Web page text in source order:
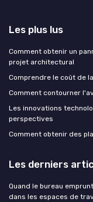
Les plus lus
Comment obtenir un
projet architectural
Comprendre le coût de
Comment contourner
Les innovations
perspectives
Comment obtenir des
Les derniers
Quand le bureau
dans les espaces de